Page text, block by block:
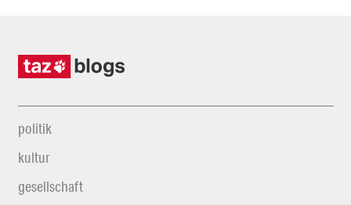
politik
kultur
gesellschaft